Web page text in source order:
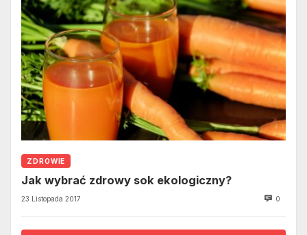
ZDROWIE
Jak wybrać zdrowy sok ekologiczny?
23 Listopada 2017 0